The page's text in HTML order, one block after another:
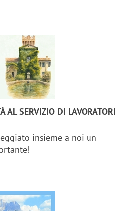
AL SERVIZIO DI LAVORATORI
insieme a noi un